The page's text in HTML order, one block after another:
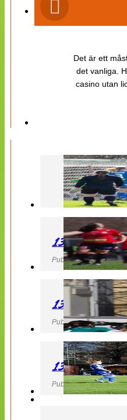
Det är ett
det vanliga.
casino utan
130427 LB
Publicerad 27 April
130427 IF
Publicerad 27 April
130427 LdB
Publicerad 27 April